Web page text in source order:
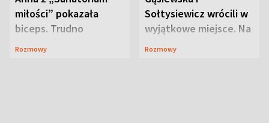
miłości” pokazała
biceps. Trudno
uwierzyć, co przeszła
Rozmowy
Sołtysiewicz wrócili w
wyjątkowe miejsce. Na
szlaku czekał
Rozmowy